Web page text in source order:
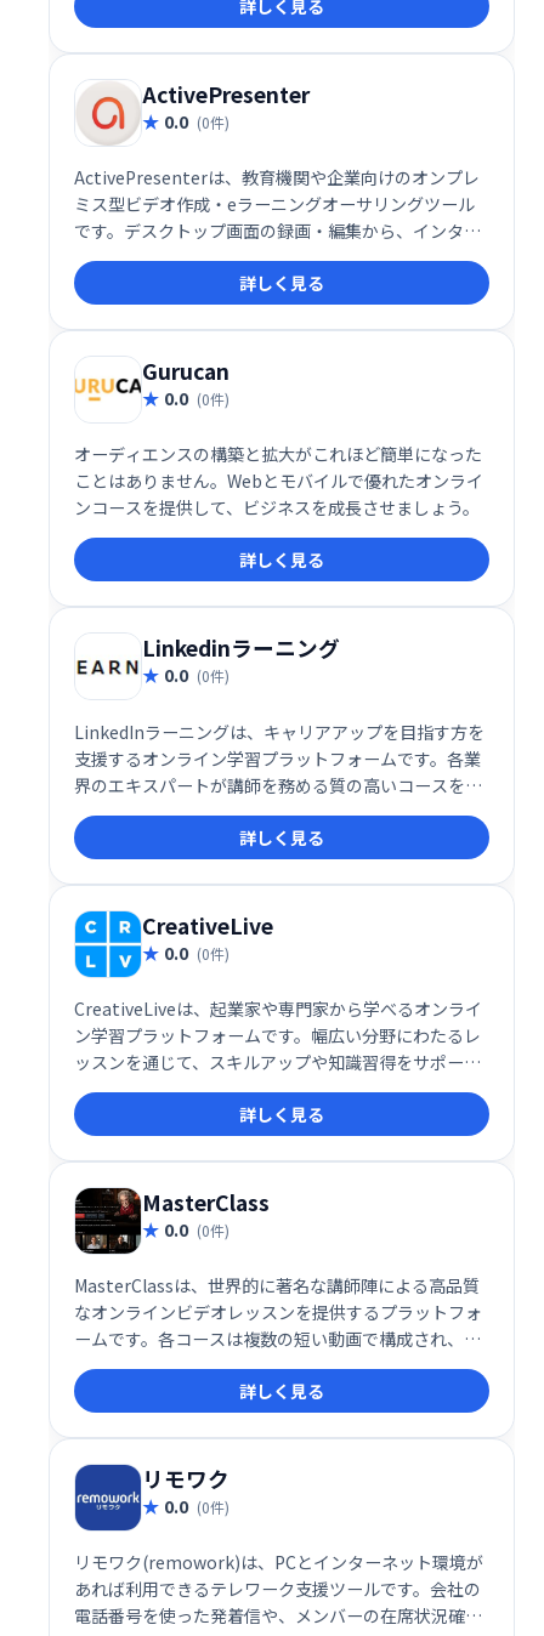
詳しく見る
ActivePresenter
0.0 (0件)
ActivePresenterは、教育機関や企業向けのオンプレ
ミス型ビデオ作成・eラーニングオーサリングツール
です。デスクトップ画面の録画・編集から、インタラ
クティブなHTML5コンテンツ作成まで、幅広い機能を
提供します。オーディオ/ビデオ編集機能も充実してお
り、Mac/Windows両対応で作成したコンテンツはあ
らゆるモバイルデバイスで共有可能です。効率的なe
ラーニングコンテンツ制作を実現します。
詳しく見る
Gurucan
0.0 (0件)
オーディエンスの構築と拡大がこれほど簡単になった
ことはありません。Webとモバイルで優れたオンライ
ンコースを提供して、ビジネスを成長させましょう。
詳しく見る
Linkedinラーニング
0.0 (0件)
LinkedInラーニングは、キャリアアップを目指す方を
支援するオンライン学習プラットフォームです。各業
界のエキスパートが講師を務める質の高いコースを提
供し、スキルアップとキャリア開発をサポートしま
す。目標達成に役立つ幅広いコースの中から、ご自身
のニーズに合った学習プランを選んでいただけます。
詳しく見る
CreativeLive
0.0 (0件)
CreativeLiveは、起業家や専門家から学べるオンライ
ン学習プラットフォームです。幅広い分野にわたるレ
ッスンを通じて、スキルアップや知識習得をサポート
します。
詳しく見る
MasterClass
0.0 (0件)
MasterClassは、世界的に著名な講師陣による高品質
なオンラインビデオレッスンを提供するプラットフォ
ームです。各コースは複数の短い動画で構成され、分
かりやすく、実践的な学習体験を提供します。映画制
作から料理、音楽まで、幅広い分野のコースが用意さ
れており、スキルアップを目指す方におすすめです。
詳しく見る
リモワク
0.0 (0件)
リモワク(remowork)は、PCとインターネット環境が
あれば利用できるテレワーク支援ツールです。会社の
電話番号を使った発着信や、メンバーの在席状況確認